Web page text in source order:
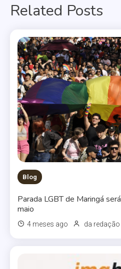
Post
Related Posts
Blog
Parada LGBT de Maringá
maio
4 meses ago da